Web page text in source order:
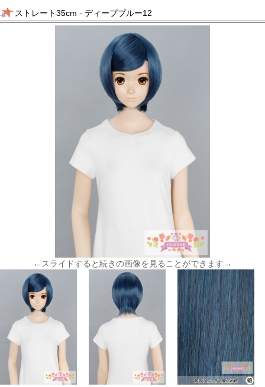
ストレート35cm - ディープブルー12
←スライドすると続きの画像を見ることができます→